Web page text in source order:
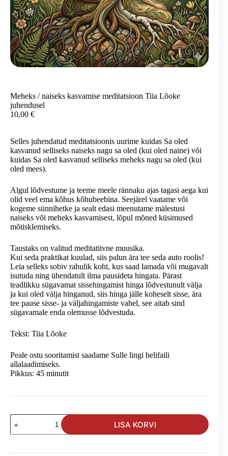
Meheks / naiseks kasvamise meditatsioon Tiia Lõoke
juhendusel
10,00 €
Selles juhendatud meditatsioonis uurime kuidas Sa oled
kasvanud selliseks naiseks nagu sa oled (kui oled naine) või
kuidas Sa oled kasvanud selliseks meheks nagu sa oled (kui
oled mees).
Algul lõdvestume ja teeme meele rännaku ajas tagasi aega kui
olid veel ema kõhus kõhubeebina. Seejärel vaatame või
kogeme sünnihetke ja sealt edasi meenutame mälestusi
naiseks või meheks kasvamisest, lõpul mõned küsimused
mõtisklemiseks.
Taustaks on valitud meditatiivne muusika.
Kui seda praktikat kuulad, siis palun ära tee seda auto roolis!
Leia selleks sobiv rahulik koht, kus saad lamada või mugavalt
isutuda ning ühendatult ilma pausideta hingata. Pärast
teadlikku sügavamat sissehingamist hinga lõdvestunult välja
ja kui oled välja hinganud, siis hinga jälle koheselt sisse, ära
tee pause sisse- ja väljahingamiste vahel, see aitab sind
sügavamale enda olemusse lõdvestuda.
Tekst: Tiia Lõoke
Peale ostu sooritamist saadame Sulle lingi helifaili
allalaadimiseks.
Pikkus: 45 minutit
Meheks
naiseks
meditatsioon
LISA KORVI